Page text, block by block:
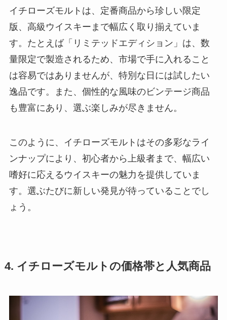
イチローズモルトは、定番商品から珍しい限定
版、高級ウイスキーまで幅広く取り揃えていま
す。たとえば「リミテッドエディション」は、数
量限定で製造されるため、市場で手に入れること
は容易ではありませんが、特別な日には試したい
逸品です。また、個性的な風味のビンテージ商品
も豊富にあり、選ぶ楽しみが尽きません。
このように、イチローズモルトはその多彩なライ
ンナップにより、初心者から上級者まで、幅広い
嗜好に応えるウイスキーの魅力を提供していま
す。選ぶたびに新しい発見が待っていることでし
ょう。
4. イチローズモルトの価格帯と人気商品